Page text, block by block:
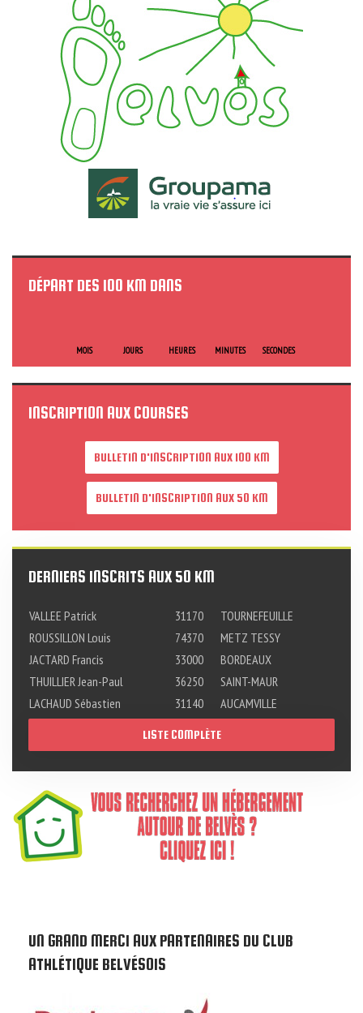
DÉPART DES 100 KM DANS
MOIS JOURS HEURES MINUTES SECONDES
INSCRIPTION AUX COURSES
BULLETIN D'INSCRIPTION AUX 100 KM
BULLETIN D'INSCRIPTION AUX 50 KM
DERNIERS INSCRITS AUX 50 KM
VALLEE Patrick 31170
TOURNEFEUILLE
ROUSSILLON Louis
74370
METZ TESSY
JACTARD Francis
33000
BORDEAUX
THUILLIER Jean-Paul
36250
SAINT-MAUR
LACHAUD Sébastien
31140 AUCAMVILLE
LISTE COMPLÈTE
UN GRAND MERCI AUX PARTENAIRES DU CLUB
ATHLÉTIQUE BELVÉSOIS